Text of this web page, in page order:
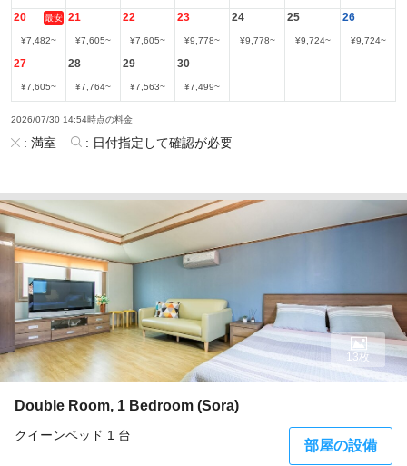
20 最安
¥7,482~
21
¥7,605~
22
¥7,605~
23
¥9,778~
24
¥9,778~
25
¥9,724~
26
¥9,724~
27
¥7,605~
28
¥7,764~
29
¥7,563~
30
¥7,499~
2026/07/30 14:54時点の料金
: 満室 : 日付指定して確認が必要
Double Room, 1 Bedroom (Sora)
クイーンベッド 1 台
部屋の設備
13枚